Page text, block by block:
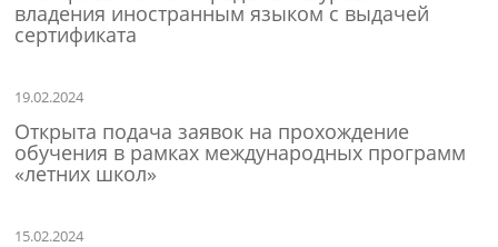
владения иностранным языком с выдачей
сертификата
19.02.2024
Открыта подача заявок на прохождение
обучения в рамках международных программ
«летних школ»
15.02.2024